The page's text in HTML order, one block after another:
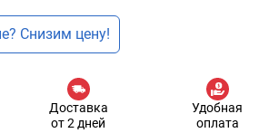
Снизим цену!
Доставка
от 2 дней
Удобная
оплата